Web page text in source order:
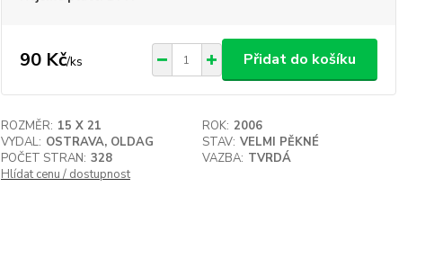
90 Kč/ks Přidat do košíku
ROZMĚR: 15 X 21 ROK: 2006
VYDAL: OSTRAVA, OLDAG STAV: VELMI PĚKNÉ
POČET STRAN: 328 VAZBA: TVRDÁ
Hlídat cenu / dostupnost